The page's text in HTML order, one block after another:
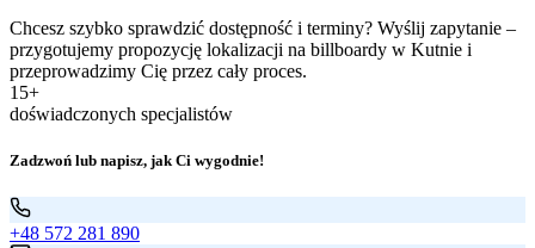
Chcesz szybko sprawdzić dostępność i terminy? Wyślij zapytanie –
przygotujemy propozycję lokalizacji na billboardy w Kutnie i
przeprowadzimy Cię przez cały proces.
15+
doświadczonych specjalistów
Zadzwoń lub napisz, jak Ci wygodnie!
+48 572 281 890